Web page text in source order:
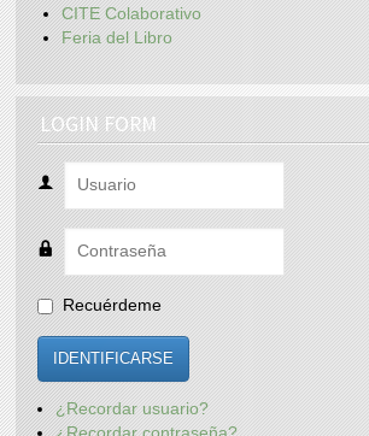
CITE Colaborativo
Feria del Libro
LOGIN FORM
Recuérdeme
IDENTIFICARSE
¿Recordar usuario?